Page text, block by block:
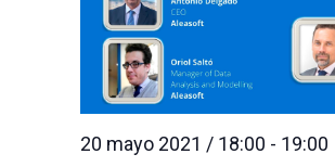
20 mayo 2021 / 18:00 - 19:00